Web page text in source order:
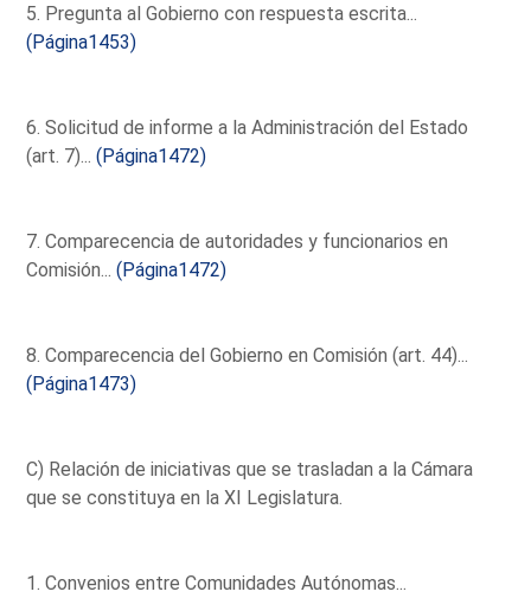
5. Pregunta al Gobierno con respuesta escrita...
(Página1453)
6. Solicitud de informe a la Administración del Estado
(art. 7)...(Página1472)
7. Comparecencia de autoridades y funcionarios en
Comisión...(Página1472)
8. Comparecencia del Gobierno en Comisión (art. 44)...
(Página1473)
C) Relación de iniciativas que se trasladan a la Cámara
que se constituya en la XI Legislatura.
1. Convenios entre Comunidades Autónomas...